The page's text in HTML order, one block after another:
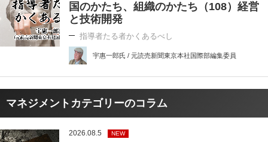
国のかたち、組織のかたち（108）経営
と技術開発
指導者たる者かくあるべし
宇惠一郎氏 / 元読売新聞東京本社国際部編集委員
マネジメントカテゴリーのコラム
2026.08.5 NEW